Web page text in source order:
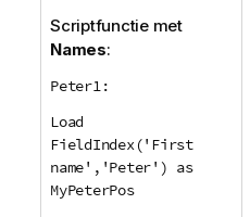
Scriptfunctie met
Names:
Peter1:
Load
FieldIndex('First
name','Peter') as
MyPeterPos